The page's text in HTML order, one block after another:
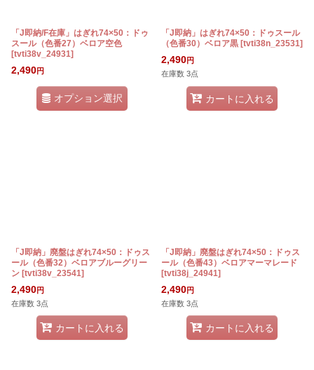
「J即納/F在庫」はぎれ74×50：ドゥ
スール（色番27）ベロア空色
[tvti38v_24931]
2,490円
オプション選択
「J即納」はぎれ74×50：ドゥスール
（色番30）ベロア黒 [tvti38n_23531]
2,490円
在庫数 3点
カートに入れる
「J即納」廃盤はぎれ74×50：ドゥス
ール（色番32）ベロアブルーグリー
ン [tvti38v_23541]
2,490円
在庫数 3点
カートに入れる
「J即納」廃盤はぎれ74×50：ドゥス
ール（色番43）ベロアマーマレード
[tvti38j_24941]
2,490円
在庫数 3点
カートに入れる